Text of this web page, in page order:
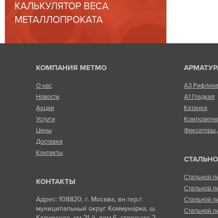
КАЛЬКУЛЯТОР ВЕСА
МЕТАЛЛОПРОКАТА
КОМПАНИЯ МЕТМО
О нас
Новости
Акции
Услуги
Цены
Доставка
Контакты
КОНТАКТЫ
Адрес: 108820, г. Москва, вн.тер.г.
муниципальный округ Коммунарка, ш.
А3
А1 Гладкая
Катанка
Фиксаторы
Стальной
Стальной
Стальной
Стальной